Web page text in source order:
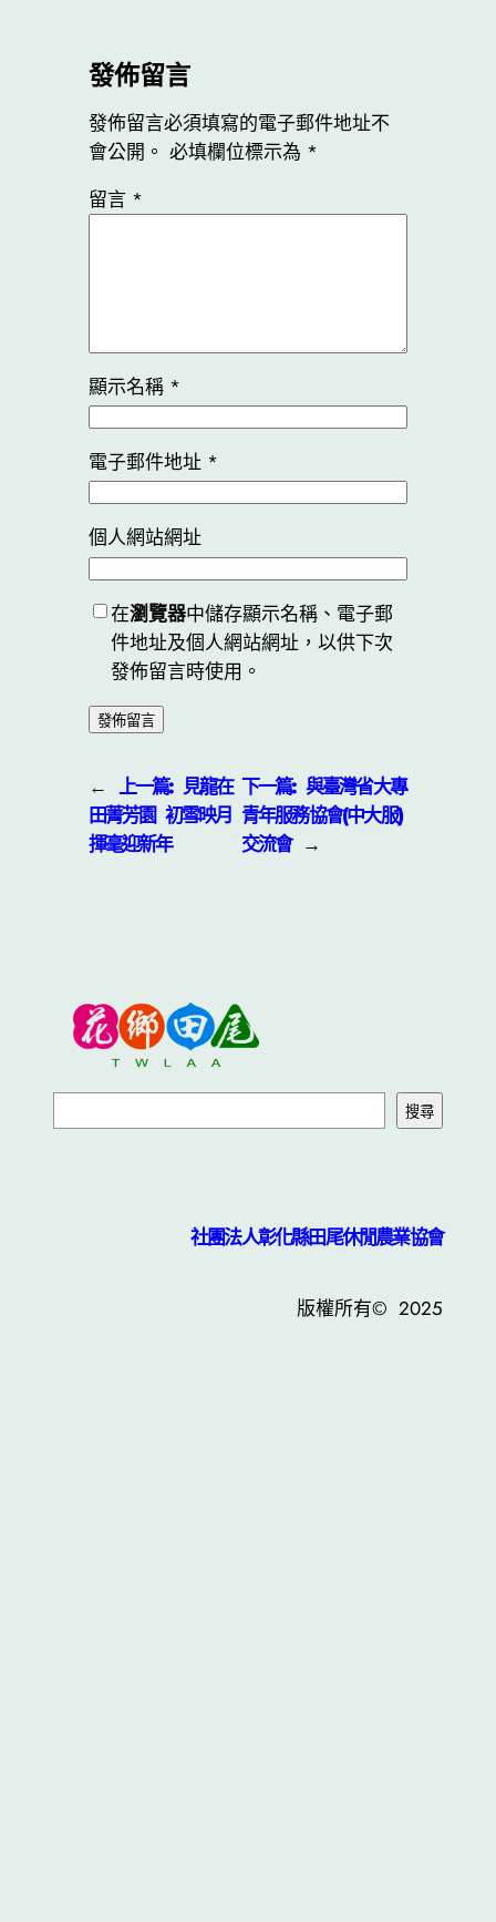
發佈留言
發佈留言必須填寫的電子郵件地址不
會公開。 必填欄位標示為 *
留言 *
顯示名稱 *
電子郵件地址 *
個人網站網址
在瀏覽器中儲存顯示名稱、電子郵
件地址及個人網站網址，以供下次
發佈留言時使用。
← 上一篇: 見龍在
田菁芳園 初雪映月
揮毫迎新年
下一篇: 與臺灣省大專
青年服務協會(中大服)
交流會 →
搜尋
社團法人彰化縣田尾休閒農業協會
版權所有© 2025